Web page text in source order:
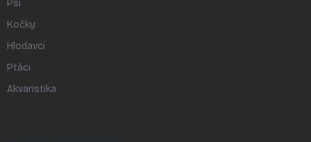
Psi
Kočky
Hlodavci
Ptáci
Akvaristika